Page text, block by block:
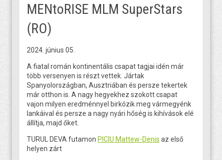
MENtoRISE MLM SuperStars
(RO)
2024. június 05.
A fiatal román kontinentális csapat tagjai idén már
több versenyen is részt vettek. Jártak
Spanyolországban, Ausztriában és persze tekertek
már otthon is. A nagy hegyekhez szokott csapat
vajon milyen eredménnyel birkózik meg vármegyénk
lankáival és persze a nagy nyári hőség is kihívások elé
állítja, majd őket.
TURUL DEVA futamon PICIU Mattew-Denis az első
helyen zárt